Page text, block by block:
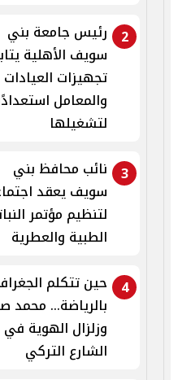
2
رئيس جامعة بني
سويف الأهلية
تجهيزات العيادات
والمعامل
لتشغيلها
3 نائب محافظ بني
سويف يعقد
لتنظيم مؤتمر
الطبية والعطرية
4
حين تتكلم
بالرياضة... محمد
وزلزال الهوية في
الشارع التركي